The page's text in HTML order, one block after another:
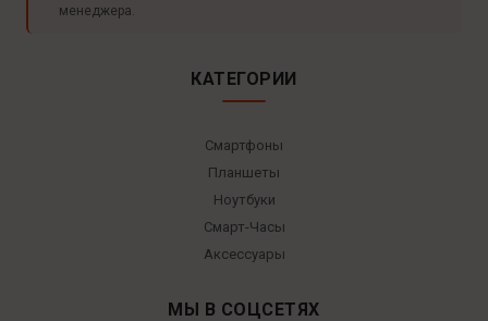
менеджера.
КАТЕГОРИИ
Смартфоны
Планшеты
Ноутбуки
Смарт-Часы
Аксессуары
МЫ В СОЦСЕТЯХ